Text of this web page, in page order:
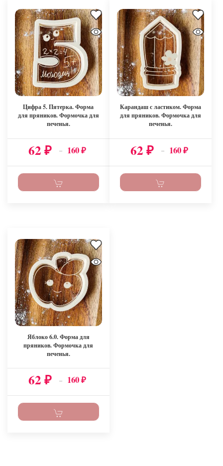
Цифра 5. Пятерка. Форма
для пряников. Формочка для
печенья.
62 ₽ – 160 ₽
Карандаш с ластиком. Форма
для пряников. Формочка для
печенья.
62 ₽ – 160 ₽
Яблоко 6.0. Форма для
пряников. Формочка для
печенья.
62 ₽ – 160 ₽